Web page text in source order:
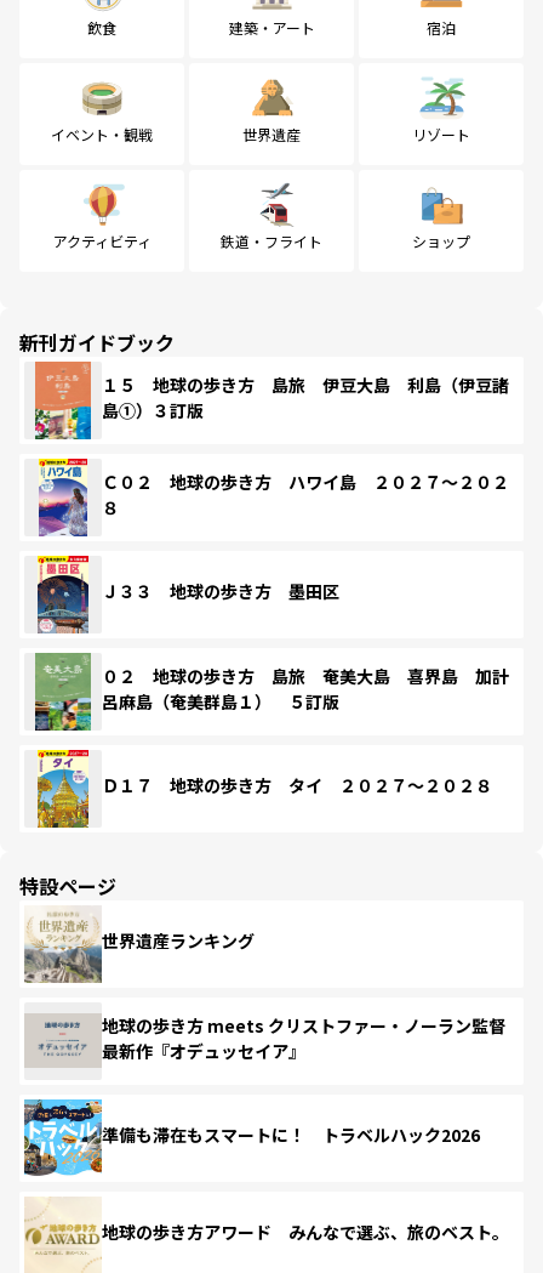
飲食 建築・アート 宿泊
イベント・観戦 世界遺産 リゾート
アクティビティ 鉄道・フライト ショップ
新刊ガイドブック
１５ 地球の歩き方 島旅 伊豆大島 利島（伊豆諸
島①）３訂版
Ｃ０２ 地球の歩き方 ハワイ島 ２０２７～２０２
８
Ｊ３３ 地球の歩き方 墨田区
０２ 地球の歩き方 島旅 奄美大島 喜界島 加計
呂麻島（奄美群島１） ５訂版
Ｄ１７ 地球の歩き方 タイ ２０２７～２０２８
特設ページ
世界遺産ランキング
地球の歩き方 meets クリストファー・ノーラン監督
最新作『オデュッセイア』
準備も滞在もスマートに！ トラベルハック2026
地球の歩き方アワード みんなで選ぶ、旅のベスト。